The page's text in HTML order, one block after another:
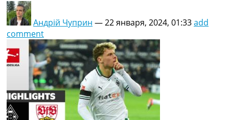
Андрій Чуприн —22 января, 2024, 01:33add
comment